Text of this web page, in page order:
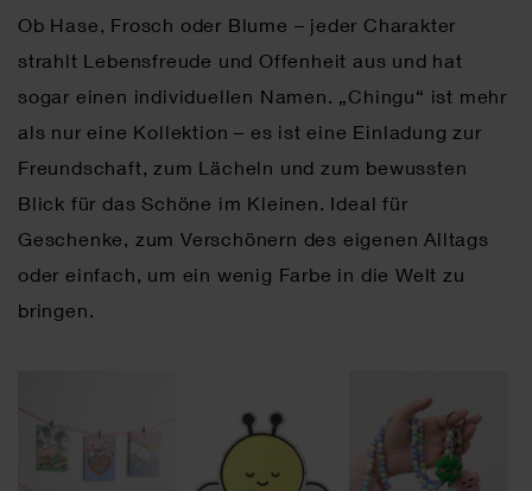
Ob Hase, Frosch oder Blume – jeder Charakter
strahlt Lebensfreude und Offenheit aus und hat
sogar einen individuellen Namen. „Chingu“ ist mehr
als nur eine Kollektion – es ist eine Einladung zur
Freundschaft, zum Lächeln und zum bewussten
Blick für das Schöne im Kleinen. Ideal für
Geschenke, zum Verschönern des eigenen Alltags
oder einfach, um ein wenig Farbe in die Welt zu
bringen.